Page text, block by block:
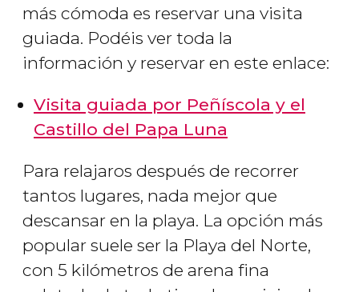
más cómoda es reservar una visita
guiada. Podéis ver toda la
información y reservar en este enlace:
Visita guiada por Peñíscola y el
Castillo del Papa Luna
Para relajaros después de recorrer
tantos lugares, nada mejor que
descansar en la playa. La opción más
popular suele ser la Playa del Norte,
con 5 kilómetros de arena fina